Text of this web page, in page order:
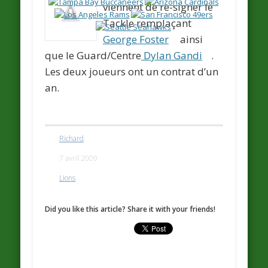
viennent de re-signer le
Tackle remplaçant
George Foster
ainsi
que le Guard/Centre Dylan Gandi
.
Les deux joueurs ont un contrat d’un
an.
Richard
7 avril 2009
Lions
Did you like this article? Share it with your friends!